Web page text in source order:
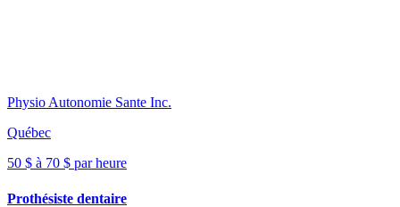
Physio Autonomie Sante Inc.
Québec
50 $ à 70 $ par heure
Prothésiste dentaire